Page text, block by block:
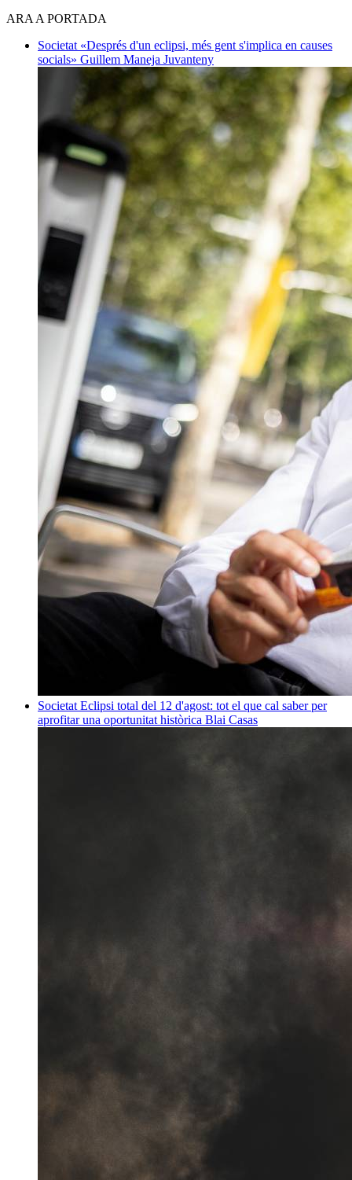
ARA A PORTADA
Societat «Després d'un eclipsi, més gent s'implica en causes
socials» Guillem Maneja Juvanteny
Societat Eclipsi total del 12 d'agost: tot el que cal saber per
aprofitar una oportunitat històrica Blai Casas